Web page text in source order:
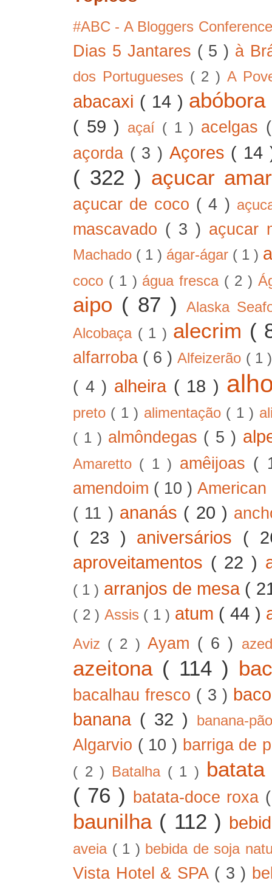
#ABC - A Bloggers
Dias 5 Jantares ( 5 ) à
dos Portugueses ( 2 )A
abacaxi ( 14 )
( 59 ) açaí ( 1 ) acelgas
açorda ( 3 ) Açores (
( 322 ) açucar
açucar de coco ( 4 )
mascavado ( 3 ) açucar
Machado ( 1 ) ágar-ágar ( 1 )
coco ( 1 ) água fresca ( 2 )
aipo ( 87 )
Alaska
Alcobaça ( 1 ) alecrim (
alfarroba ( 6 )Alfeizerão ( 1
( 4 ) alheira ( 18 )
preto ( 1 ) alimentação ( 1 )
( 1 ) almôndegas ( 5 )
Amaretto ( 1 ) amêijoas (
amendoim ( 10 )
( 11 ) ananás ( 20 )
( 23 ) aniversários (
aproveitamentos ( 22 )
( 1 ) arranjos de mesa (
( 2 ) Assis ( 1 ) atum ( 44 )
Aviz ( 2 ) Ayam ( 6 )
azeitona ( 114 )
bacalhau fresco ( 3 )
banana ( 32 ) banana-
Algarvio ( 10 ) barriga de
( 2 ) Batalha ( 1 )
( 76 ) batata-doce roxa
baunilha ( 112 )
aveia ( 1 ) bebida de soja
Vista Hotel & SPA ( 3 )